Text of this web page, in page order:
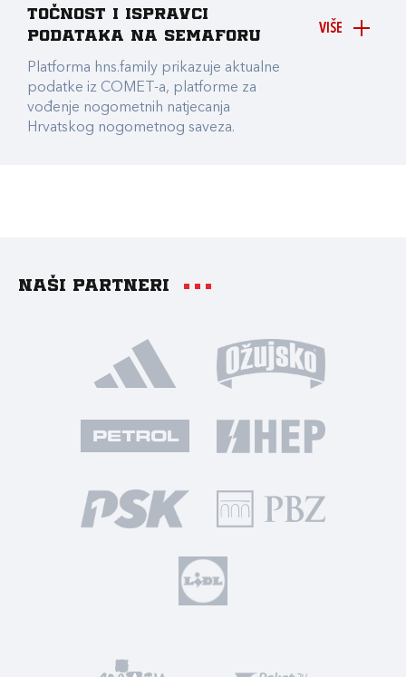
VIŠE
točnost i ispravci
podataka na Semaforu
Platforma hns.family prikazuje aktualne
podatke iz COMET-a, platforme za
vođenje nogometnih natjecanja
Hrvatskog nogometnog saveza.
Naši partneri